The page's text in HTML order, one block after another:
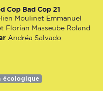
Cop Bad Cop 21
Moulinet Emmanuel
Florian Masseube Roland
Andréa Salvado
écologique